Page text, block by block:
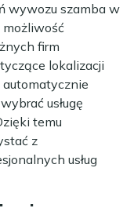
wywozu szamba w
możliwość
firm
lokalizacji
usługę
temu
z
usług